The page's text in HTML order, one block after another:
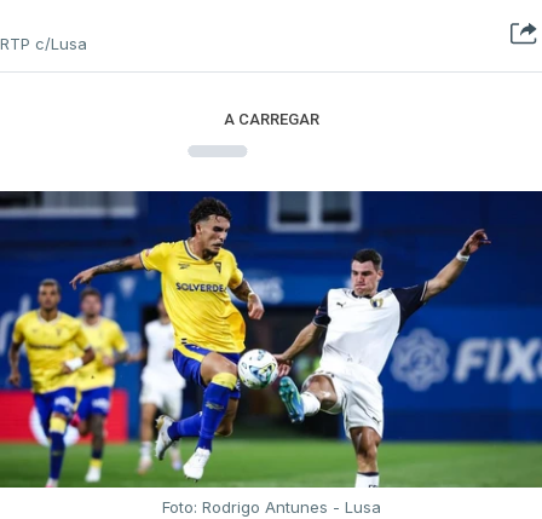
RTP c/Lusa
A CARREGAR
Foto: Rodrigo Antunes - Lusa